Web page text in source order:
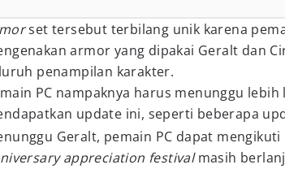
set tersebut terbilang unik karena
armor yang dipakai Geralt dan
penampilan karakter.
PC nampaknya harus menunggu lebih
update ini, seperti beberapa
Geralt, pemain PC dapat mengikuti
appreciation festivalmasih